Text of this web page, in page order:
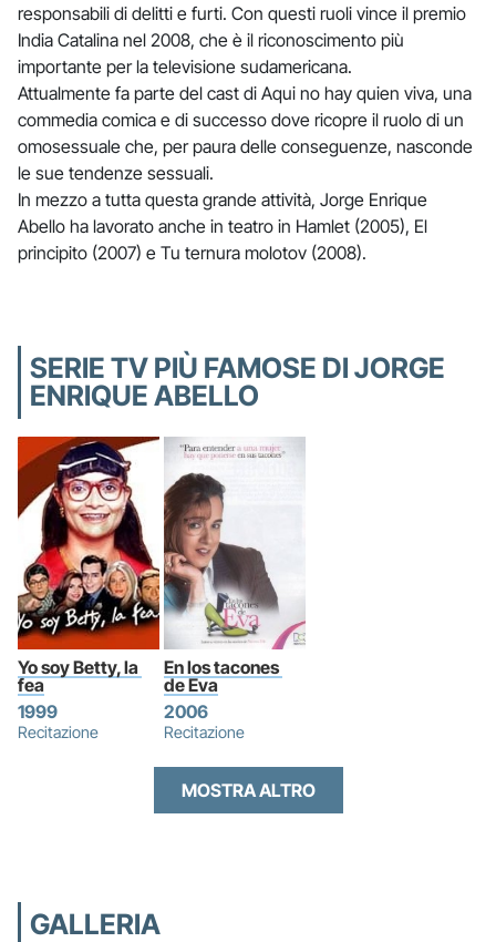
responsabili di delitti e furti. Con questi ruoli vince il premio
India Catalina nel 2008, che è il riconoscimento più
importante per la televisione sudamericana.
Attualmente fa parte del cast di Aqui no hay quien viva, una
commedia comica e di successo dove ricopre il ruolo di un
omosessuale che, per paura delle conseguenze, nasconde
le sue tendenze sessuali.
In mezzo a tutta questa grande attività, Jorge Enrique
Abello ha lavorato anche in teatro in Hamlet (2005), El
principito (2007) e Tu ternura molotov (2008).
SERIE TV PIÙ FAMOSE DI JORGE
ENRIQUE ABELLO
Yo soy Betty, la
fea
1999
Recitazione
En los tacones
de Eva
2006
Recitazione
MOSTRA ALTRO
GALLERIA